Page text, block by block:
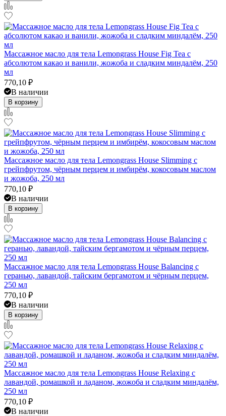
Массажное масло для тела Lemongrass House Fig Tea с
абсолютом какао и ванили, жожоба и сладким миндалём, 250
мл
770,10 ₽
В наличии
В корзину
Массажное масло для тела Lemongrass House Slimming с
грейпфрутом, чёрным перцем и имбирём, кокосовым маслом
и жожоба, 250 мл
770,10 ₽
В наличии
В корзину
Массажное масло для тела Lemongrass House Balancing с
геранью, лавандой, тайским бергамотом и чёрным перцем,
250 мл
770,10 ₽
В наличии
В корзину
Массажное масло для тела Lemongrass House Relaxing с
лавандой, ромашкой и ладаном, жожоба и сладким миндалём,
250 мл
770,10 ₽
В наличии